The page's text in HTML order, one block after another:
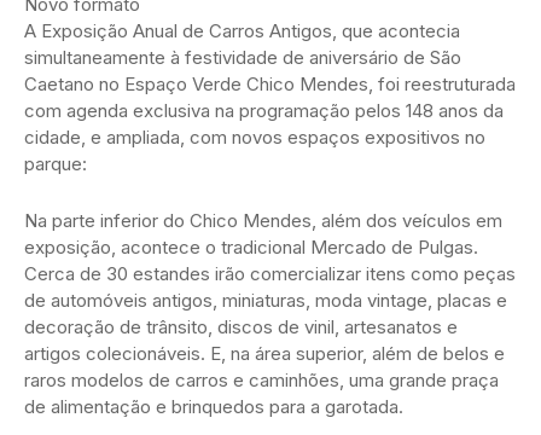
A Exposição Anual de Carros Antigos, que acontecia
simultaneamente à festividade de aniversário de São
Caetano no Espaço Verde Chico Mendes, foi reestruturada
com agenda exclusiva na programação pelos 148 anos da
cidade, e ampliada, com novos espaços expositivos no
parque:
Na parte inferior do Chico Mendes, além dos veículos em
exposição, acontece o tradicional Mercado de Pulgas.
Cerca de 30 estandes irão comercializar itens como peças
de automóveis antigos, miniaturas, moda vintage, placas e
decoração de trânsito, discos de vinil, artesanatos e
artigos colecionáveis. E, na área superior, além de belos e
raros modelos de carros e caminhões, uma grande praça
de alimentação e brinquedos para a garotada.